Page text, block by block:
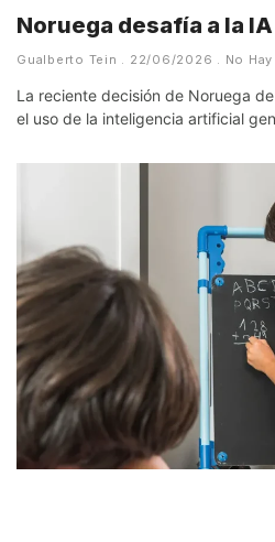
Noruega desafía a la
Gualberto Tein 22/06/2026 No
La reciente decisión de Noruega
el uso de la inteligencia artificial